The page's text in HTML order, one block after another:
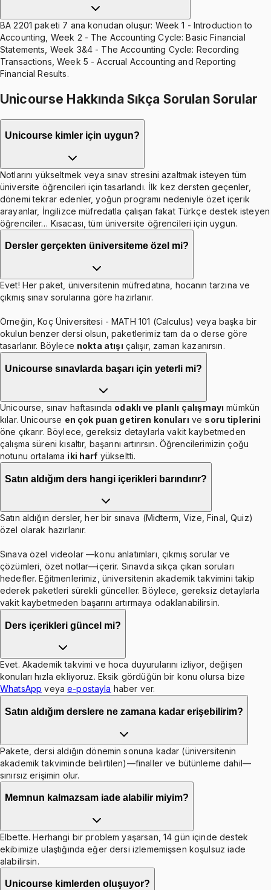
BA 2201 paketi 7 ana konudan oluşur: Week 1 - Introduction to
Accounting, Week 2 - The Accounting Cycle: Basic Financial
Statements, Week 3&4 - The Accounting Cycle: Recording
Transactions, Week 5 - Accrual Accounting and Reporting
Financial Results.
Unicourse Hakkında Sıkça Sorulan Sorular
Unicourse kimler için uygun?
Notlarını yükseltmek veya sınav stresini azaltmak isteyen tüm
üniversite öğrencileri için tasarlandı. İlk kez dersten geçenler,
dönemi tekrar edenler, yoğun programı nedeniyle özet içerik
arayanlar, İngilizce müfredatla çalışan fakat Türkçe destek isteyen
öğrenciler… Kısacası, tüm üniversite öğrencileri için uygun.
Dersler gerçekten üniversiteme özel mi?
Evet! Her paket, üniversitenin müfredatına, hocanın tarzına ve
çıkmış sınav sorularına göre hazırlanır.
Örneğin, Koç Üniversitesi - MATH 101 (Calculus) veya başka bir
okulun benzer dersi olsun, paketlerimiz tam da o derse göre
tasarlanır. Böylece nokta atışı çalışır, zaman kazanırsın.
Unicourse sınavlarda başarı için yeterli mi?
Unicourse, sınav haftasında odaklı ve planlı çalışmayı mümkün
kılar. Unicourse en çok puan getiren konuları ve soru tiplerini
öne çıkarır. Böylece, gereksiz detaylarla vakit kaybetmeden
çalışma süreni kısaltır, başarını artırırsın. Öğrencilerimizin çoğu
notunu ortalama iki harf yükseltti.
Satın aldığım ders hangi içerikleri barındırır?
Satın aldığın dersler, her bir sınava (Midterm, Vize, Final, Quiz)
özel olarak hazırlanır.
Sınava özel videolar —konu anlatımları, çıkmış sorular ve
çözümleri, özet notlar—içerir. Sınavda sıkça çıkan soruları
hedefler. Eğitmenlerimiz, üniversitenin akademik takvimini takip
ederek paketleri sürekli günceller. Böylece, gereksiz detaylarla
vakit kaybetmeden başarını artırmaya odaklanabilirsin.
Ders içerikleri güncel mi?
Evet. Akademik takvimi ve hoca duyurularını izliyor, değişen
konuları hızla ekliyoruz. Eksik gördüğün bir konu olursa bize
WhatsApp veya e-postayla haber ver.
Satın aldığım derslere ne zamana kadar erişebilirim?
Pakete, dersi aldığın dönemin sonuna kadar (üniversitenin
akademik takviminde belirtilen)—finaller ve bütünleme dahil—
sınırsız erişimin olur.
Memnun kalmazsam iade alabilir miyim?
Elbette. Herhangi bir problem yaşarsan, 14 gün içinde destek
ekibimize ulaştığında eğer dersi izlememişsen koşulsuz iade
alabilirsin.
Unicourse kimlerden oluşuyor?